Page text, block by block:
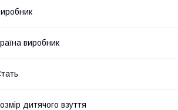
виробник
дитячого взуття